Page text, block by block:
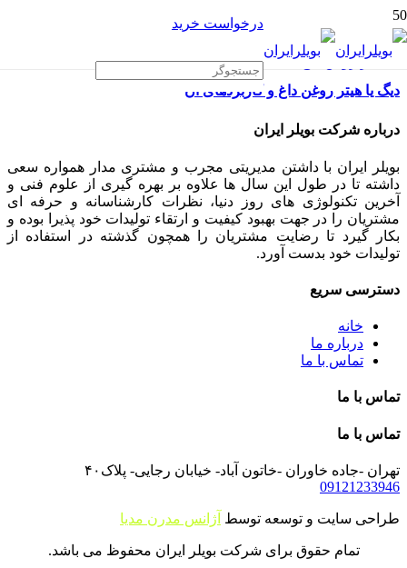
درخواست خرید
دیگ یا هیتر روغن داغ و کاربردهای آن
درباره شرکت بویلر ایران
بویلر ایران با داشتن مدیریتی مجرب و مشتری مدار همواره سعی
داشته تا در طول این سال ها علاوه بر بهره گیری از علوم فنی و
آخرین تکنولوژی های روز دنیا، نظرات کارشناسانه و حرفه ای
مشتریان را در جهت بهبود کیفیت و ارتقاء تولیدات خود پذیرا بوده و
بکار گیرد تا رضایت مشتریان را همچون گذشته در استفاده از
تولیدات خود بدست آورد.
دسترسی سریع
خانه
درباره ما
تماس با ما
تماس با ما
تماس با ما
تهران -جاده خاوران -خاتون آباد- خیابان رجایی- پلاک۴۰
09121233946
طراحی سایت و توسعه توسط آژانس مدرن مدیا
تمام حقوق برای شرکت بویلر ایران محفوظ می باشد.